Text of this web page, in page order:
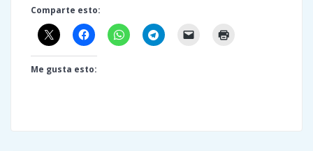
Comparte esto:
Me gusta esto: